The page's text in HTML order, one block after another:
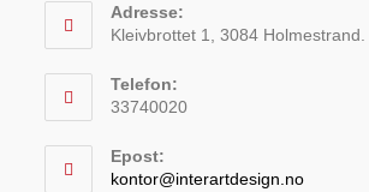
Adresse:
Kleivbrottet 1, 3084 Holmestrand.
Telefon:
33740020
Epost:
kontor@interartdesign.no